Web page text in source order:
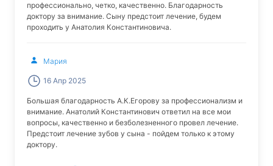
профессионально, четко, качественно. Благодарность
доктору за внимание. Сыну предстоит лечение, будем
проходить у Анатолия Константиновича.
Мария
16 Апр 2025
Большая благодарность А.К.Егорову за профессионализм и
внимание. Анатолий Константинович ответил на все мои
вопросы, качественно и безболезненного провел лечение.
Предстоит лечение зубов у сына - пойдем только к этому
доктору.